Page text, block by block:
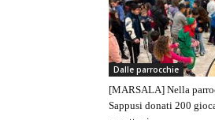
Dalle parrocchie
[MARSALA] Nella
Sappusi donati 200